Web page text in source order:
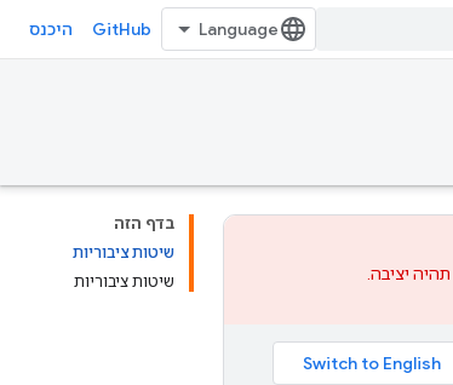
GitHub היכנס
בדף הזה
שיטות ציבוריות
שיטות ציבוריות
תהיה יציבה.